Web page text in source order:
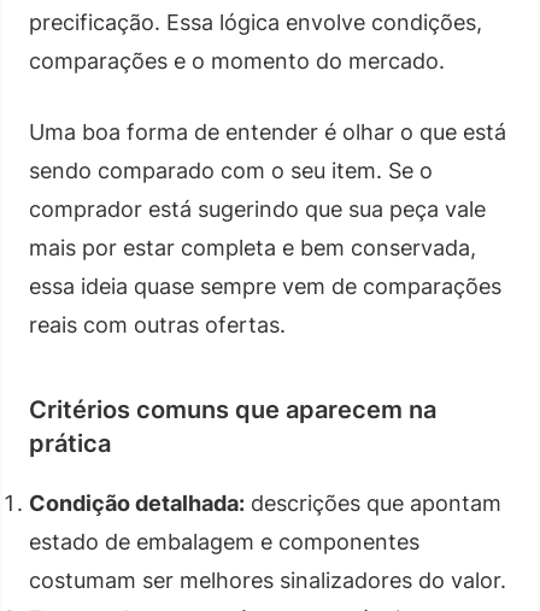
precificação. Essa lógica envolve condições,
comparações e o momento do mercado.
Uma boa forma de entender é olhar o que está
sendo comparado com o seu item. Se o
comprador está sugerindo que sua peça vale
mais por estar completa e bem conservada,
essa ideia quase sempre vem de comparações
reais com outras ofertas.
Critérios comuns que aparecem na
prática
Condição detalhada: descrições que apontam
estado de embalagem e componentes
costumam ser melhores sinalizadores do valor.